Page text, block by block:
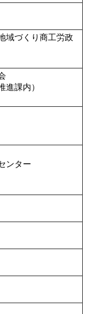
域づくり商工労政
進課内）
ンター